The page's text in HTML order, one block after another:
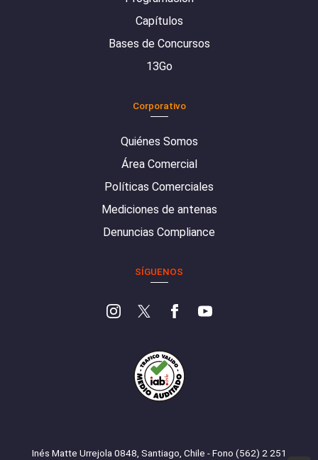
Capítulos
Bases de Concursos
13Go
Corporativo
Quiénes Somos
Área Comercial
Políticas Comerciales
Mediciones de antenas
Denuncias Compliance
SÍGUENOS
Inés Matte Urrejola 0848, Santiago, Chile - Fono (562) 2 251